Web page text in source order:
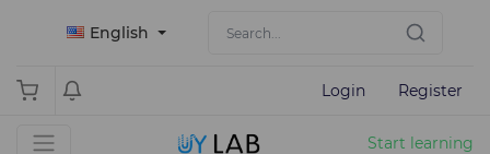
English
Login Register
Start learning